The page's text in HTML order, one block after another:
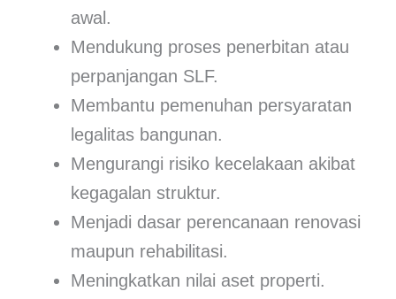
awal.
Mendukung proses penerbitan atau
perpanjangan SLF.
Membantu pemenuhan persyaratan
legalitas bangunan.
Mengurangi risiko kecelakaan akibat
kegagalan struktur.
Menjadi dasar perencanaan renovasi
maupun rehabilitasi.
Meningkatkan nilai aset properti.